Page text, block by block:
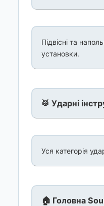
Підвісні та
установки.
🥁 Ударні
Уся категорія
🏠 Головна